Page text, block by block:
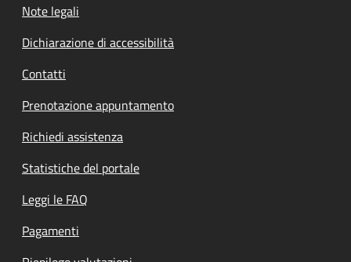
Note legali
Dichiarazione di accessibilità
Contatti
Prenotazione appuntamento
Richiedi assistenza
Statistiche del portale
Leggi le FAQ
Pagamenti